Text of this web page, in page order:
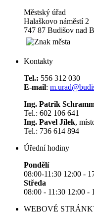
Městský úřad
Halaškovo náměstí 2
747 87 Budišov nad
Kontakty
Tel.: 556 312 030
E-mail:
Ing. Patrik
Tel.: 602 106 641
Ing. Pavel Jílek,
Tel.: 736 614 894
Úřední hodiny
Pondělí
08:00-11:30 12:00 -
Středa
08:00 - 11:30 12:00 -
WEBOVÉ